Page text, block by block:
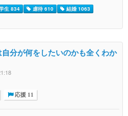
生 834 虐待 610
結婚 1063
分が何をしたいのかも全くわか
応援 11